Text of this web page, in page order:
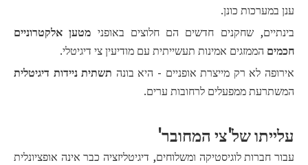
ענן במערכות כונן.
בינתיים, שחקנים חדשים הם חלוצים באופני מטען אלקטרוניים
חכמים הממזגים אמינות תעשייתית עם מודיעין צי דיגיטלי.
אירופה לא רק מייצרת אופניים - היא בונה תשתית ניידות דיגיטלית
המשתרעת ממפעלים לרחובות ערים.
עלייתו של'צי המחובר'
עבור חברות לוגיסטיקה ומשלוחים, דיגיטליזציה כבר אינה אופציונלית